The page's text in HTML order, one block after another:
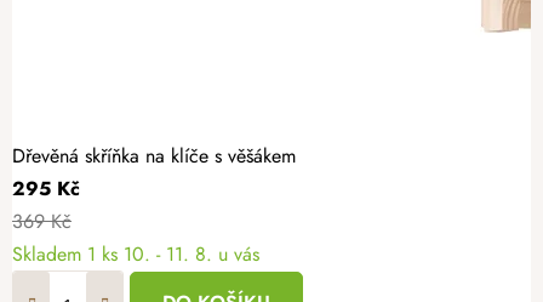
Dřevěná skříňka na klíče s věšákem
295 Kč
369 Kč
Skladem 1 ks 10. - 11. 8. u vás